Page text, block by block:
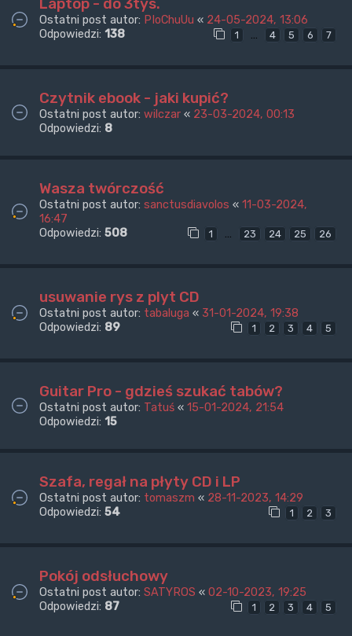
Laptop - do 3tys.
Ostatni post autor: PIoChuUu « 24-05-2024, 13:06
Odpowiedzi: 138 1 … 4 5 6 7
Czytnik ebook - jaki kupić?
Ostatni post autor: wilczar « 23-03-2024, 00:13
Odpowiedzi: 8
Wasza twórczość
Ostatni post autor: sanctusdiavolos « 11-03-2024,
16:47
Odpowiedzi: 508 1 … 23 24 25 26
usuwanie rys z plyt CD
Ostatni post autor: tabaluga « 31-01-2024, 19:38
Odpowiedzi: 89 1 2 3 4 5
Guitar Pro - gdzieś szukać tabów?
Ostatni post autor: Tatuś « 15-01-2024, 21:54
Odpowiedzi: 15
Szafa, regał na płyty CD i LP
Ostatni post autor: tomaszm « 28-11-2023, 14:29
Odpowiedzi: 54 1 2 3
Pokój odsłuchowy
Ostatni post autor: SATYROS « 02-10-2023, 19:25
Odpowiedzi: 87 1 2 3 4 5